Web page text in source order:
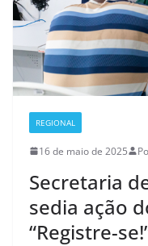
REGIONAL
16 de maio de 2025
Secretaria
sedia ação
“Registre-